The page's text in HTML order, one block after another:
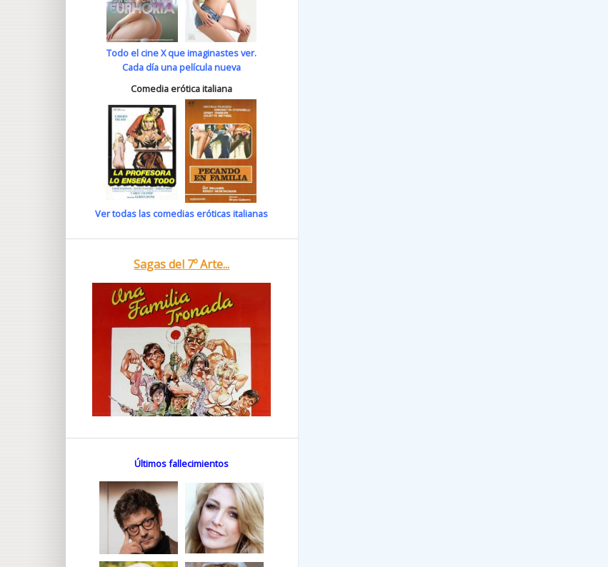
Todo el cine X que imaginastes ver.
Cada día una película nueva
Comedia erótica italiana
Ver todas las comedias eróticas italianas
Sagas del 7º Arte...
Últimos fallecimientos